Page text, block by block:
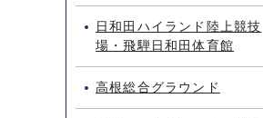
日和田ハイランド陸上競技
場・飛騨日和田体育館
高根総合グラウンド